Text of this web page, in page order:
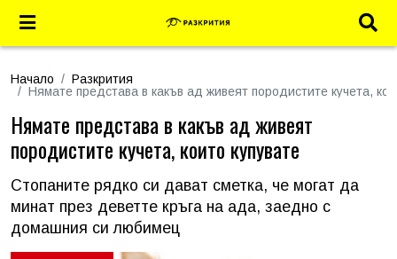
Начало
Разкрития
Нямате представа в какъв ад живеят породистите кучета,
Нямате представа в какъв ад живеят
породистите кучета, които купувате
Стопаните рядко си дават сметка, че могат да
минат през деветте кръга на ада, заедно с
домашния си любимец